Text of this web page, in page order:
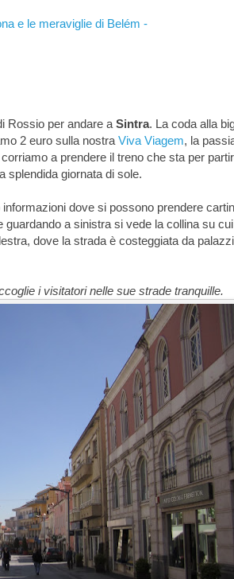
e le meraviglie di Belém -
Rossio per andare a Sintra. La coda alla
2 euro sulla nostra Viva Viagem, la
a prendere il treno che sta per
splendida giornata di sole.
dove si possono prendere
a sinistra si vede la collina su
dove la strada è costeggiata da
i visitatori nelle sue strade tranquille.